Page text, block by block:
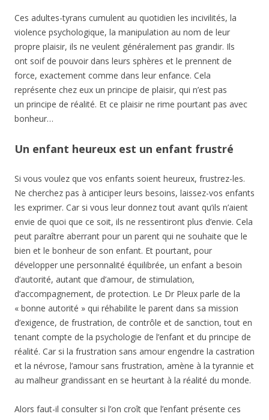
Ces adultes-tyrans cumulent au quotidien les incivilités, la
violence psychologique, la manipulation au nom de leur
propre plaisir, ils ne veulent généralement pas grandir. Ils
ont soif de pouvoir dans leurs sphères et le prennent de
force, exactement comme dans leur enfance. Cela
représente chez eux un principe de plaisir, qui n’est pas
un principe de réalité. Et ce plaisir ne rime pourtant pas avec
bonheur…
Un enfant heureux est un enfant frustré
Si vous voulez que vos enfants soient heureux, frustrez-les.
Ne cherchez pas à anticiper leurs besoins, laissez-vos enfants
les exprimer. Car si vous leur donnez tout avant qu’ils n’aient
envie de quoi que ce soit, ils ne ressentiront plus d’envie. Cela
peut paraître aberrant pour un parent qui ne souhaite que le
bien et le bonheur de son enfant. Et pourtant, pour
développer une personnalité équilibrée, un enfant a besoin
d’autorité, autant que d’amour, de stimulation,
d’accompagnement, de protection. Le Dr Pleux parle de la
« bonne autorité » qui réhabilite le parent dans sa mission
d’exigence, de frustration, de contrôle et de sanction, tout en
tenant compte de la psychologie de l’enfant et du principe de
réalité. Car si la frustration sans amour engendre la castration
et la névrose, l’amour sans frustration, amène à la tyrannie et
au malheur grandissant en se heurtant à la réalité du monde.
Alors faut-il consulter si l’on croît que l’enfant présente ces